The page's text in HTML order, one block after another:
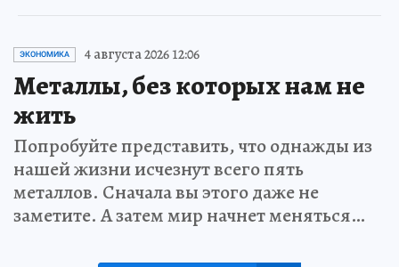
ЭКОНОМИКА 4 августа 2026 12:06
Металлы, без которых нам не
жить
Попробуйте представить, что однажды из
нашей жизни исчезнут всего пять
металлов. Сначала вы этого даже не
заметите. А затем мир начнет меняться…